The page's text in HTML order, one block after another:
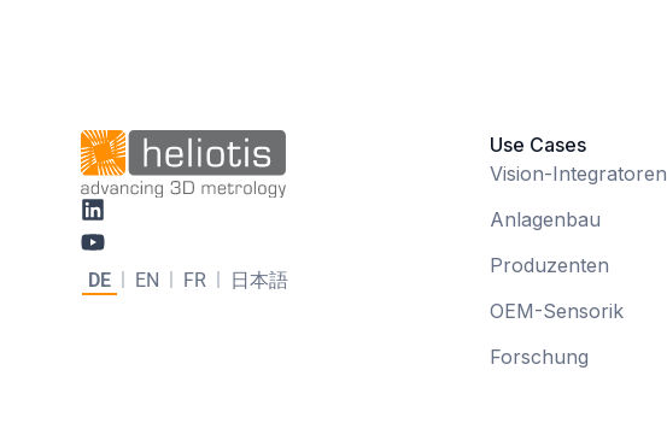
DE EN FR 日本語
Use Cases
Vision-Integratoren
Anlagenbau
Produzenten
OEM-Sensorik
Forschung